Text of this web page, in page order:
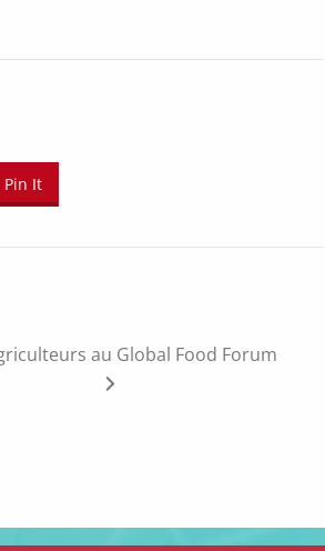
Pin It
au Global Food Forum